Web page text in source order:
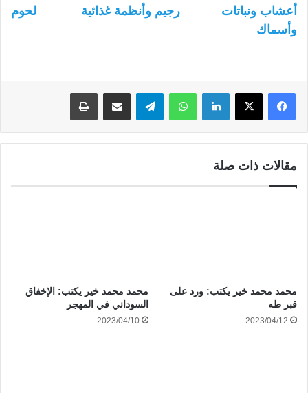
أعشاب ونباتات رجيم وأنظمة غذائية
لحوم
وأسماك
لينكدإن واتساب
مقالات ذات صلة
محمد محمد خير يكتب: ورد على
قبر طه
2023/04/12
محمد محمد خير يكتب: الإخفاق
السوداني في المهجر
2023/04/10